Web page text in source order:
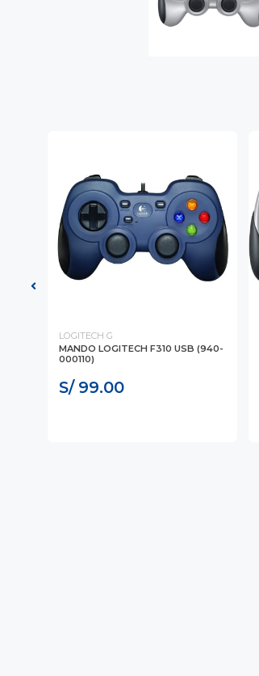
LOGITECH G
MANDO LOGITECH F310 USB (940-
000110)
S/ 99.00